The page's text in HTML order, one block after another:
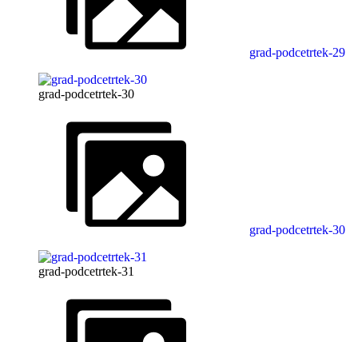
grad-podcetrtek-29
grad-podcetrtek-30
grad-podcetrtek-30
grad-podcetrtek-31